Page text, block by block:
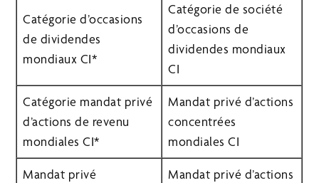
Catégorie d’occasions
de dividendes
mondiaux CI*
Catégorie de société
d’occasions de
dividendes mondiaux
CI
Catégorie mandat privé
d’actions de revenu
mondiales CI*
Mandat privé d’actions
concentrées
mondiales CI
Mandat privé
Mandat privé d’actions